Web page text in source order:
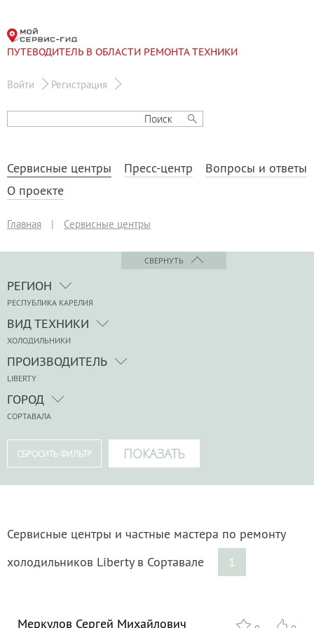
ПУТЕВОДИТЕЛЬ В ОБЛАСТИ РЕМОНТА ТЕХНИКИ
Войти Регистрация
Сервисные центры Пресс-центр
Вопросы и ответы
О проекте
Главная | Сервисные центры
СВЕРНУТЬ
РЕГИОН
РЕСПУБЛИКА КАРЕЛИЯ
ВИД ТЕХНИКИ
ХОЛОДИЛЬНИКИ
ПРОИЗВОДИТЕЛЬ
LIBERTY
ГОРОД
СОРТАВАЛА
Сервисные центры и частные мастера по ремонту
холодильников Liberty в Сортавале
1
Меркулов Сергей Михайлович